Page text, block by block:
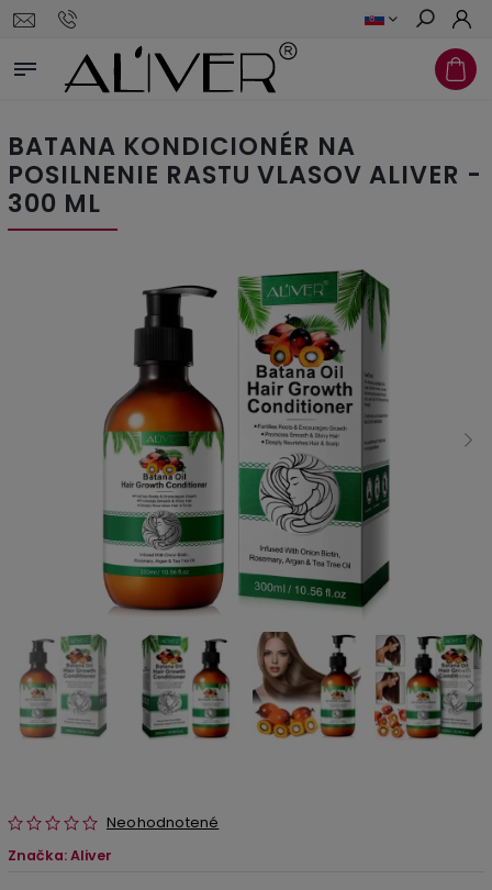
Hľadať
BATANA KONDICIONÉR NA
POSILNENIE RASTU VLASOV ALIVER -
300 ML
Neohodnotené
Značka:Aliver